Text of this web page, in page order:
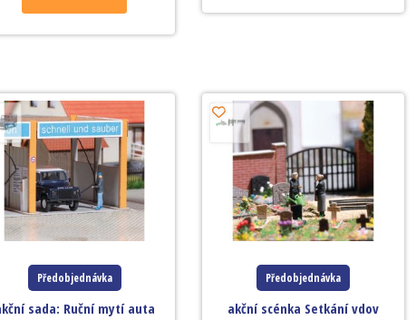
Předobjednávka
sada: Ruční mytí auta
Předobjednávka
akční scénka Setkání vdov